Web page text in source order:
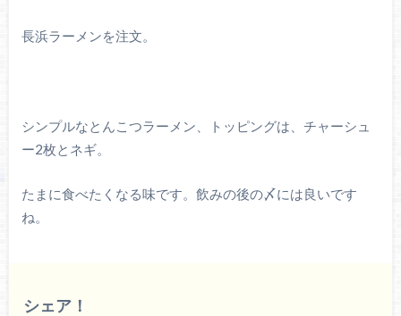
長浜ラーメンを注文。
シンプルなとんこつラーメン、トッピングは、チャーシュ
ー2枚とネギ。
たまに食べたくなる味です。飲みの後の〆には良いです
ね。
シェア！